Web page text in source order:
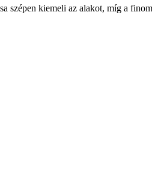
szépen kiemeli az alakot, míg a